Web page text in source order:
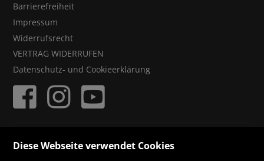
Barrierefreiheit
Impressum
Widerrufsrecht
VERTRAG WIDERRUFEN
Datenschutz- und Cookieerklärung
ZAHLUNGSMÖGLICHKEITEN
Diese Webseite verwendet Cookies